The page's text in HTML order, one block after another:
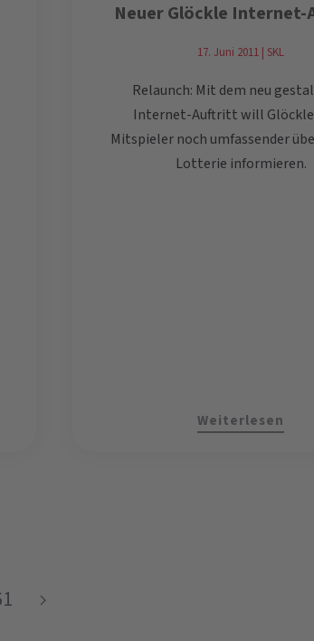
Neuer Glöckle
17. Juni 2011 | SKL
Relaunch: Mit dem neu
Internet-Auftritt will Glöckle
Mitspieler noch umfassender
Lotterie informieren.
Weiterlesen